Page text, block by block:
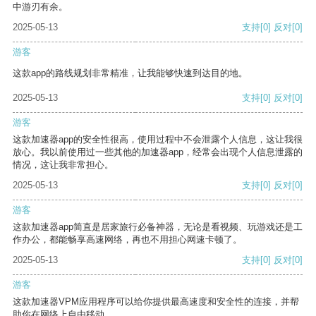
中游刃有余。
2025-05-13
支持[0] 反对[0]
游客
这款app的路线规划非常精准，让我能够快速到达目的地。
2025-05-13 支持[0] 反对[0]
游客
这款加速器app的安全性很高，使用过程中不会泄露个人信息，这让我很
放心。我以前使用过一些其他的加速器app，经常会出现个人信息泄露的
情况，这让我非常担心。
2025-05-13
支持[0] 反对[0]
游客
这款加速器app简直是居家旅行必备神器，无论是看视频、玩游戏还是工
作办公，都能畅享高速网络，再也不用担心网速卡顿了。
2025-05-13
支持[0] 反对[0]
游客
这款加速器VPM应用程序可以给你提供最高速度和安全性的连接，并帮